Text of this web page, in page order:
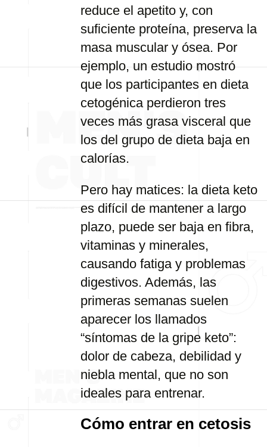
reduce el apetito y, con
suficiente proteína, preserva la
masa muscular y ósea. Por
ejemplo, un estudio mostró
que los participantes en dieta
cetogénica perdieron tres
veces más grasa visceral que
los del grupo de dieta baja en
calorías.
Pero hay matices: la dieta keto
es difícil de mantener a largo
plazo, puede ser baja en fibra,
vitaminas y minerales,
causando fatiga y problemas
digestivos. Además, las
primeras semanas suelen
aparecer los llamados
“síntomas de la gripe keto”:
dolor de cabeza, debilidad y
niebla mental, que no son
ideales para entrenar.
Cómo entrar en cetosis